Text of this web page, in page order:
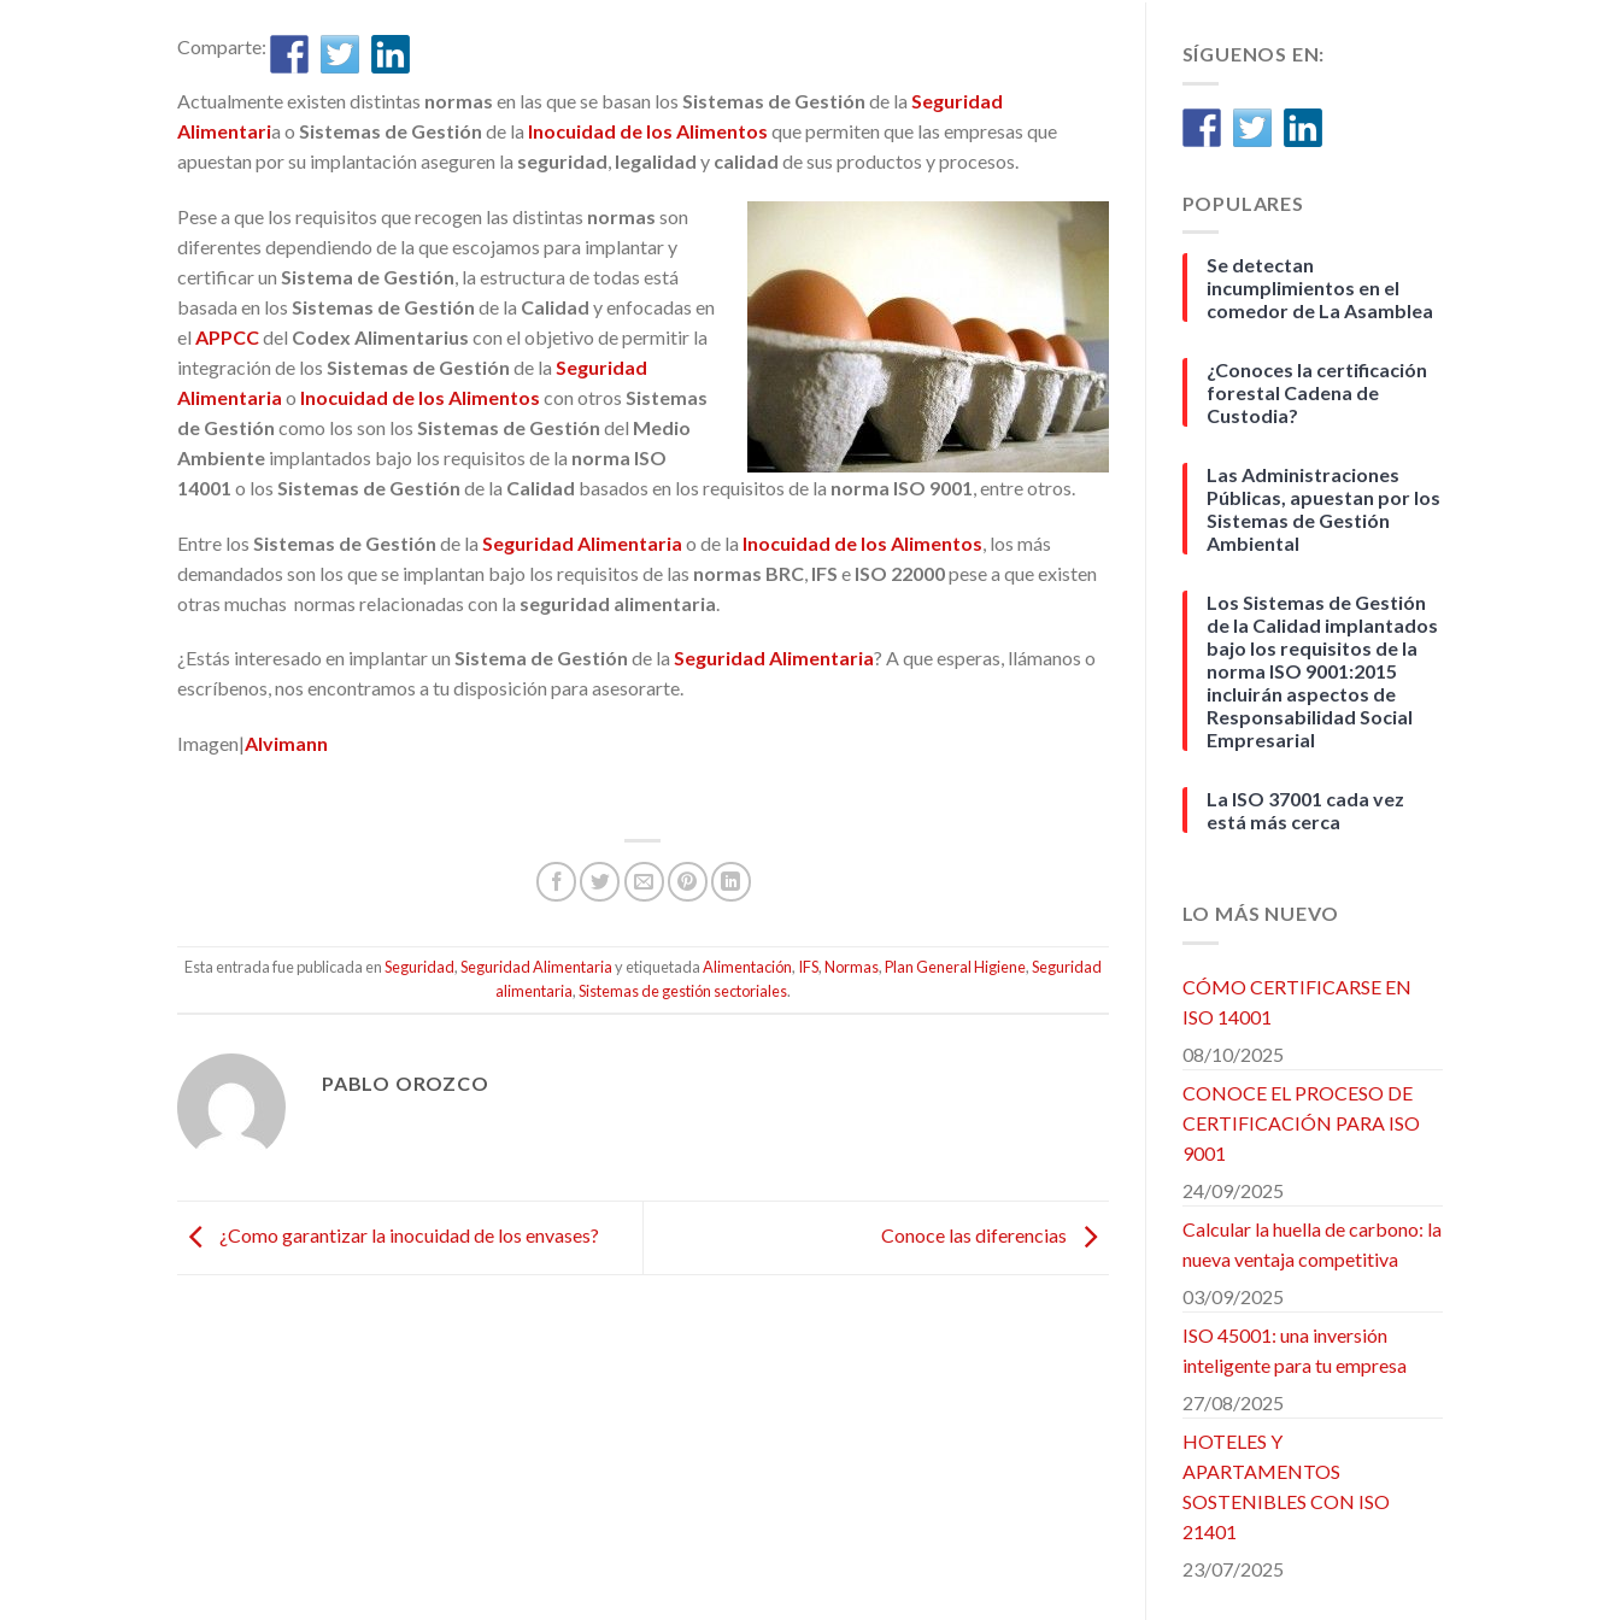
Comparte:
Actualmente existen distintas normas en las que se basan los Sistemas de Gestión de la Seguridad
Alimentaria o Sistemas de Gestión de la Inocuidad de los Alimentos que permiten que las empresas que
apuestan por su implantación aseguren la seguridad, legalidad y calidad de sus productos y procesos.
Pese a que los requisitos que recogen las distintas normas son
diferentes dependiendo de la que escojamos para implantar y
certificar un Sistema de Gestión , la estructura de todas está
basada en los Sistemas de Gestión de la Calidad y enfocadas en
el APPCCdel Codex Alimentarius con el objetivo de permitir la
integración de los Sistemas de Gestión de la Seguridad
Alimentaria o Inocuidad de los Alimentos con otros Sistemas
de Gestión como los son los Sistemas de Gestión del Medio
Ambiente implantados bajo los requisitos de la norma ISO
14001 o los Sistemas de Gestión de la Calidad basados en los requisitos de la norma ISO 9001 , entre otros.
Entre los Sistemas de Gestión de la Seguridad Alimentaria o de la Inocuidad de los Alimentos , los más
demandados son los que se implantan bajo los requisitos de las normas BRC IFS e ISO 22000pese a que existen
otras muchas normas relacionadas con la seguridad alimentaria
¿Estás interesado en implantar un Sistema de Gestión de la Seguridad Alimentaria? A que esperas, llámanos o
escríbenos, nos encontramos a tu disposición para asesorarte.
Imagen|Alvimann
Esta entrada fue publicada enSeguridad,Seguridad Alimentariay etiquetadaAlimentación, IFS,Normas,Plan General Higiene,Seguridad
alimentaria,Sistemas de gestión sectoriales.
PABLO OROZCO
¿Como garantizar la inocuidad de los envases? Conoce las diferencias
SÍGUENOS EN:
POPULARES
Se detectan
incumplimientos en el
comedor de La Asamblea
¿Conoces la certificación
forestal Cadena de
Custodia?
Las Administraciones
Públicas, apuestan por los
Sistemas de Gestión
Ambiental
Los Sistemas de Gestión
de la Calidad implantados
bajo los requisitos de la
norma ISO 9001:2015
incluirán aspectos de
Responsabilidad Social
Empresarial
La ISO 37001 cada vez
está más cerca
LO MÁS NUEVO
CÓMO CERTIFICARSE EN
ISO 14001
08/10/2025
CONOCE EL PROCESO DE
CERTIFICACIÓN PARA ISO
9001
24/09/2025
Calcular la huella de carbono: la
nueva ventaja competitiva
03/09/2025
ISO 45001: una inversión
inteligente para tu empresa
27/08/2025
HOTELES Y
APARTAMENTOS
SOSTENIBLES CON ISO
21401
23/07/2025